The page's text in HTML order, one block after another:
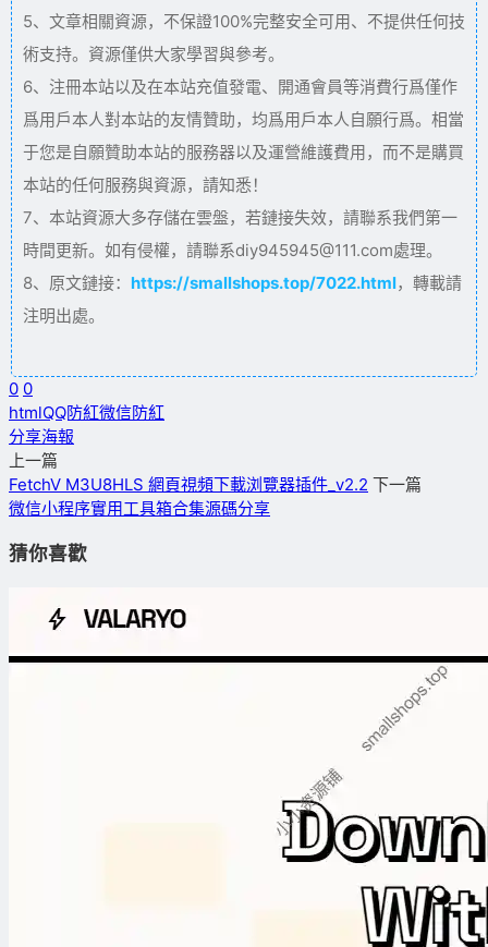
5、文章相關資源，不保證100%完整安全可用、不提供任何技
術支持。資源僅供大家學習與參考。
6、注冊本站以及在本站充值發電、開通會員等消費行爲僅作
爲用戶本人對本站的友情贊助，均爲用戶本人自願行爲。相當
于您是自願贊助本站的服務器以及運營維護費用，而不是購買
本站的任何服務與資源，請知悉！
7、本站資源大多存儲在雲盤，若鏈接失效，請聯系我們第一
時間更新。如有侵權，請聯系diy945945@111.com處理。
8、原文鏈接： https://smallshops.top/7022.html，轉載請
注明出處。
0 0
htmlQQ防紅微信防紅
分享海報
上一篇
FetchV M3U8HLS 網頁視頻下載浏覽器插件_v2.2 下一篇
微信小程序實用工具箱合集源碼分享
猜你喜歡